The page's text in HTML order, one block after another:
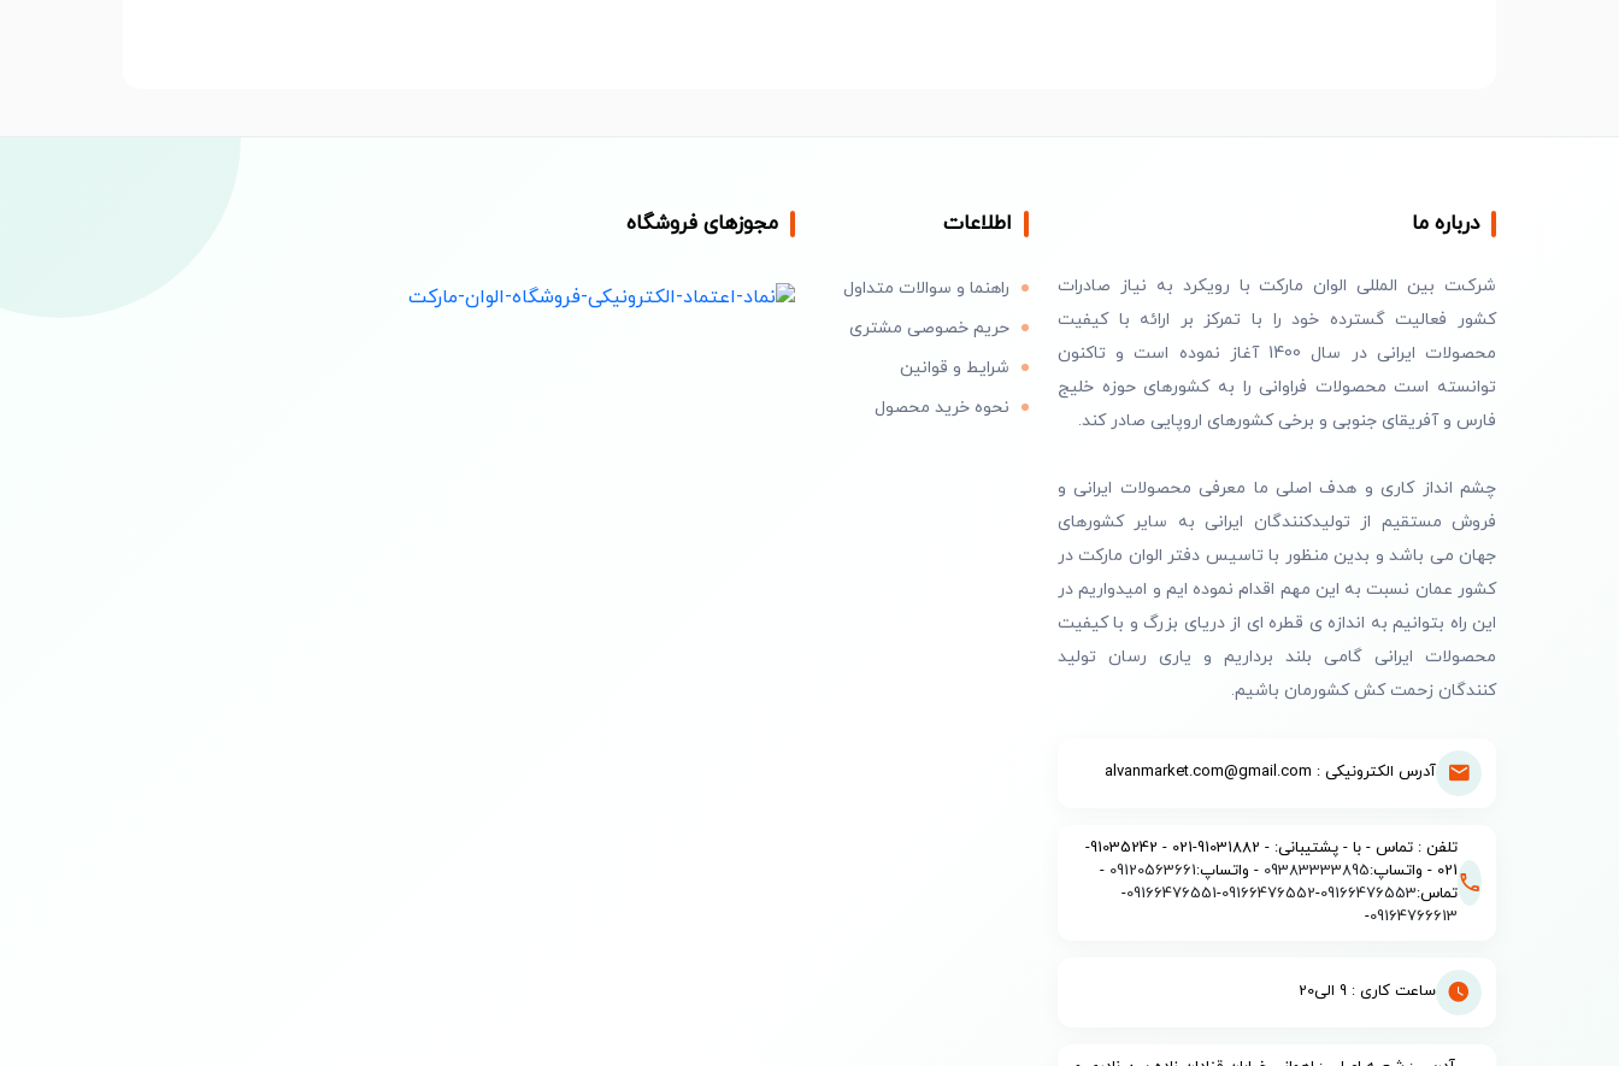
درباره ما
شرکت بین المللی الوان مارکت با رویکرد به نیاز صادرات
کشور فعالیت گسترده خود را با تمرکز بر ارائه با کیفیت
محصولات ایرانی در سال 1400 آغاز نموده است و تاکنون
توانسته است محصولات فراوانی را به کشورهای حوزه خلیج
فارس و آفریقای جنوبی و برخی کشورهای اروپایی صادر کند.
چشم انداز کاری و هدف اصلی ما معرفی محصولات ایرانی و
فروش مستقیم از تولیدکنندگان ایرانی به سایر کشورهای
جهان می باشد و بدین منظور با تاسیس دفتر الوان مارکت در
کشور عمان نسبت به این مهم اقدام نموده ایم و امیدواریم در
این راه بتوانیم به اندازه ی قطره ای از دریای بزرگ و با کیفیت
محصولات ایرانی گامی بلند برداریم و یاری رسان تولید
کنندگان زحمت کش کشورمان باشیم.
آدرس الکترونیکی : alvanmarket.com@gmail.com
تلفن : تماس - با - پشتیبانی: - 91031882-021 - 91035242-
021 - واتساپ:
09383333895 - واتساپ:09120563661
-
تماس:09166476553
-
09166476552
-
09166476551
-
09164766613
-
ساعت کاری : 9 الی20
اطلاعات
راهنما و سوالات متداول
حریم خصوصی مشتری
شرایط و قوانین
نحوه خرید محصول
مجوزهای فروشگاه